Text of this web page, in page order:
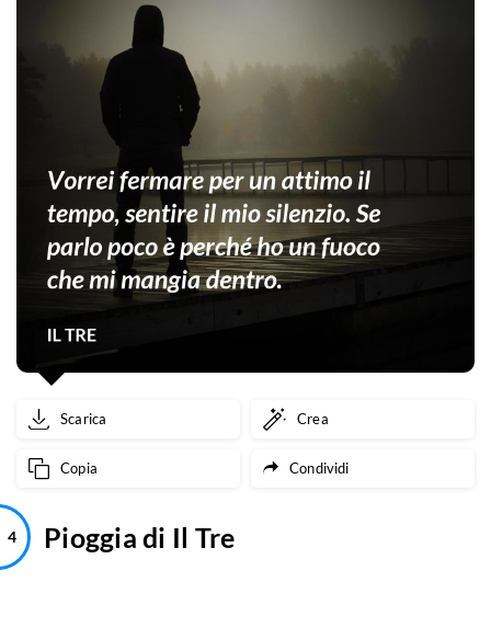
Scarica Crea
Copia Condividi
Pioggia di Il Tre